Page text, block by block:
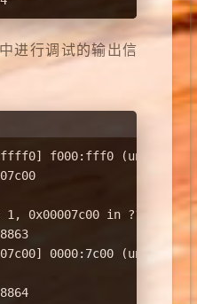
进行调试的输出信
f000:fff0 (unk.
0x00007c00 in ?? ()
0000:7c00 (unk.